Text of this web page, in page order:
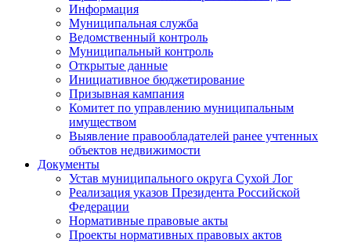
Информация
Муниципальная служба
Ведомственный контроль
Муниципальный контроль
Открытые данные
Инициативное бюджетирование
Призывная кампания
Комитет по управлению муниципальным
имуществом
Выявление правообладателей ранее учтенных
объектов недвижимости
Документы
Устав муниципального округа Сухой Лог
Реализация указов Президента Российской
Федерации
Нормативные правовые акты
Проекты нормативных правовых актов